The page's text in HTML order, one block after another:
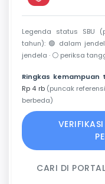
Legenda status SBU
tahun): 🟢 dalam
jendela · ⚪ periksa
Ringkas kemampuan
Rp 4 rb (puncak
berbeda)
CARI DI